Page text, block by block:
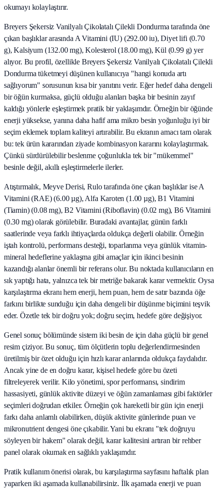
okumayı kolaylaştırır.
Breyers Şekersiz Vanilyalı Çikolatalı Çilekli Dondurma tarafında öne
çıkan başlıklar arasında A Vitamini (IU) (292.00 iu), Diyet lifi (0.70
g), Kalsiyum (132.00 mg), Kolesterol (18.00 mg), Kül (0.99 g) yer
alıyor. Bu profil, özellikle Breyers Şekersiz Vanilyalı Çikolatalı Çilekli
Dondurma tüketmeyi düşünen kullanıcıya "hangi konuda artı
sağlıyorum" sorusunun kısa bir yanıtını verir. Eğer hedef daha dengeli
bir öğün kurmaksa, güçlü olduğu alanları başka bir besinin zayıf
kaldığı yönlerle eşleştirmek pratik bir yaklaşımdır. Örneğin bir öğünde
enerji yüksekse, yanına daha hafif ama mikro besin yoğunluğu iyi bir
seçim eklemek toplam kaliteyi artırabilir. Bu ekranın amacı tam olarak
bu: tek ürün kararından ziyade kombinasyon kararını kolaylaştırmak.
Çünkü sürdürülebilir beslenme çoğunlukla tek bir "mükemmel"
besinle değil, akıllı eşleştirmelerle ilerler.
Atıştırmalık, Meyve Derisi, Rulo tarafında öne çıkan başlıklar ise A
Vitamini (RAE) (6.00 µg), Alfa Karoten (1.00 µg), B1 Vitamini
(Tiamin) (0.08 mg), B2 Vitamini (Riboflavin) (0.02 mg), B6 Vitamini
(0.30 mg) olarak görülebilir. Buradaki avantajlar, günün farklı
saatlerinde veya farklı ihtiyaçlarda oldukça değerli olabilir. Örneğin
iştah kontrolü, performans desteği, toparlanma veya günlük vitamin-
mineral hedeflerine yaklaşma gibi amaçlar için ikinci besinin
kazandığı alanlar önemli bir referans olur. Bu noktada kullanıcıların en
sık yaptığı hata, yalnızca tek bir metriğe bakarak karar vermektir. Oysa
karşılaştırma ekranı hem enerji, hem puan, hem de satır bazında öğe
farkını birlikte sunduğu için daha dengeli bir düşünme biçimini teşvik
eder. Özetle tek bir doğru yok; doğru seçim, hedefe göre değişiyor.
Genel sonuç bölümünde sistem iki besin de için daha güçlü bir genel
resim çiziyor. Bu sonuç, tüm ölçütlerin toplu değerlendirmesinden
üretilmiş bir özet olduğu için hızlı karar anlarında oldukça faydalıdır.
Ancak yine de en doğru karar, kişisel hedefe göre bu özeti
filtreleyerek verilir. Kilo yönetimi, spor performansı, sindirim
hassasiyeti, günlük aktivite düzeyi ve öğün zamanlaması gibi faktörler
seçimleri doğrudan etkiler. Örneğin çok hareketli bir gün için enerji
farkı daha anlamlı olabilirken, düşük aktivite günlerinde puan ve
mikronutrient dengesi öne çıkabilir. Yani bu ekranı "tek doğruyu
söyleyen bir hakem" olarak değil, karar kalitesini artıran bir rehber
panel olarak okumak en sağlıklı yaklaşımdır.
Pratik kullanım önerisi olarak, bu karşılaştırma sayfasını haftalık plan
yaparken iki aşamada kullanabilirsiniz. İlk aşamada enerji ve puan